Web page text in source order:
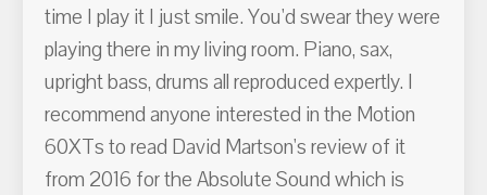
time I play it I just smile. You'd swear they were
playing there in my living room. Piano, sax,
upright bass, drums all reproduced expertly. I
recommend anyone interested in the Motion
60XTs to read David Martson's review of it
from 2016 for the Absolute Sound which is